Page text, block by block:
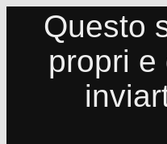
Questo
propri e